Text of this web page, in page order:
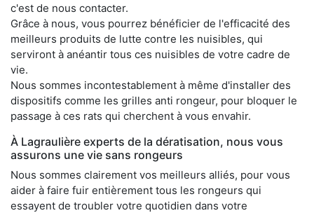
c'est de nous contacter.
Grâce à nous, vous pourrez bénéficier de l'efficacité des
meilleurs produits de lutte contre les nuisibles, qui
serviront à anéantir tous ces nuisibles de votre cadre de
vie.
Nous sommes incontestablement à même d'installer des
dispositifs comme les grilles anti rongeur, pour bloquer le
passage à ces rats qui cherchent à vous envahir.
À Lagraulière experts de la dératisation, nous vous
assurons une vie sans rongeurs
Nous sommes clairement vos meilleurs alliés, pour vous
aider à faire fuir entièrement tous les rongeurs qui
essayent de troubler votre quotidien dans votre